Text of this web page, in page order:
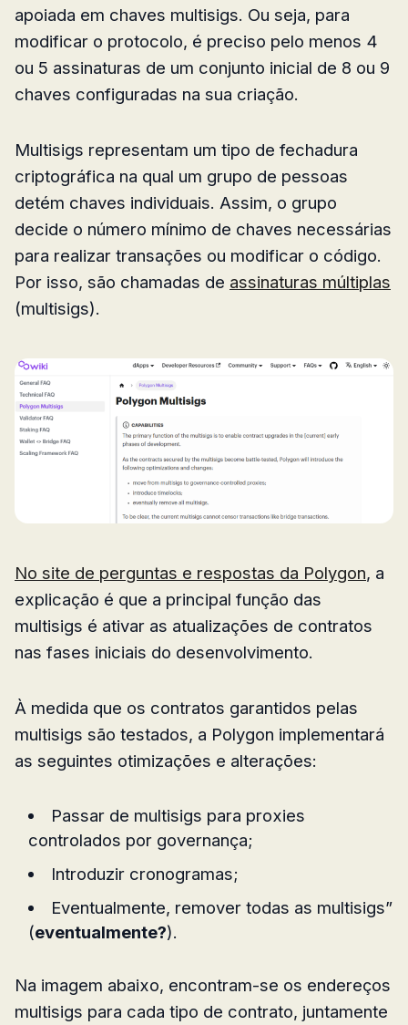
apoiada em chaves multisigs. Ou seja, para
modificar o protocolo, é preciso pelo menos 4
ou 5 assinaturas de um conjunto inicial de 8 ou 9
chaves configuradas na sua criação.
Multisigs representam um tipo de fechadura
criptográfica na qual um grupo de pessoas
detém chaves individuais. Assim, o grupo
decide o número mínimo de chaves necessárias
para realizar transações ou modificar o código.
Por isso, são chamadas de assinaturas múltiplas
(multisigs).
No site de perguntas e respostas da Polygon, a
explicação é que a principal função das
multisigs é ativar as atualizações de contratos
nas fases iniciais do desenvolvimento.
À medida que os contratos garantidos pelas
multisigs são testados, a Polygon implementará
as seguintes otimizações e alterações:
Passar de multisigs para proxies
controlados por governança;
Introduzir cronogramas;
Eventualmente, remover todas as multisigs”
(eventualmente?).
Na imagem abaixo, encontram-se os endereços
multisigs para cada tipo de contrato, juntamente